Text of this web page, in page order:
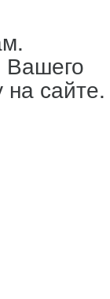
Вашего
на сайте.